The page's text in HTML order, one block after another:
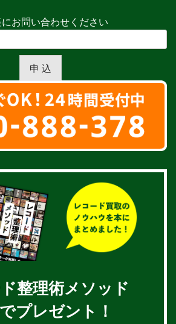
お問い合わせください
申 込
整理術メソッド
プレゼント！